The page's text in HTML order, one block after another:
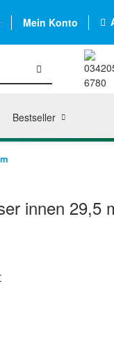
Mein Konto
Bestseller
innen 29,5